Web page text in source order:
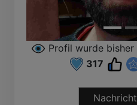
Profil wurde bisher
317